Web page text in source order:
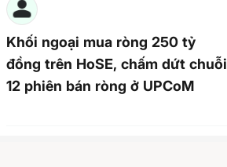
Khối ngoại mua ròng 250 tỷ
đồng trên HoSE, chấm dứt chuỗi
12 phiên bán ròng ở UPCoM